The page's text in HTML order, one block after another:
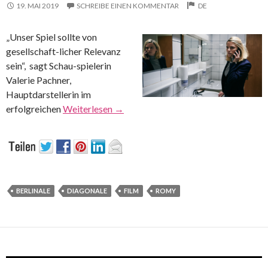
19. MAI 2019 SCHREIBE EINEN KOMMENTAR DE
„Unser Spiel sollte von
gesellschaft-licher Relevanz
sein“, sagt Schau-spielerin
Valerie Pachner,
Hauptdarstellerin im
erfolgreichenWeiterlesen →
BERLINALE DIAGONALE FILM ROMY